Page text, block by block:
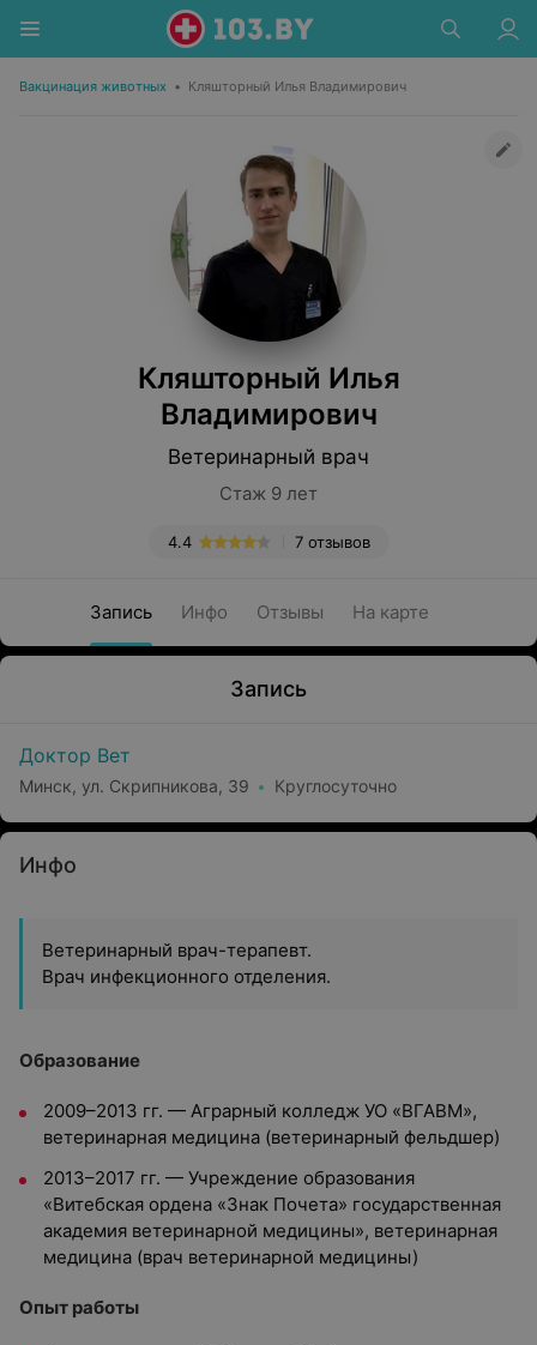
Вакцинация животных • Кляшторный Илья Владимирович
Кляшторный Илья
Владимирович
Ветеринарный врач
Стаж 9 лет
7 отзывов
4.4
Запись Инфо Отзывы На карте
Запись
Доктор Вет
Минск, ул. Скрипникова, 39 Круглосуточно
Инфо
Ветеринарный врач-терапевт.
Врач инфекционного отделения.
Образование
2009–2013 гг. — Аграрный колледж УО «ВГАВМ»,
ветеринарная медицина (ветеринарный фельдшер)
2013–2017 гг. — Учреждение образования
«Витебская ордена «Знак Почета» государственная
академия ветеринарной медицины», ветеринарная
медицина (врач ветеринарной медицины)
Опыт работы